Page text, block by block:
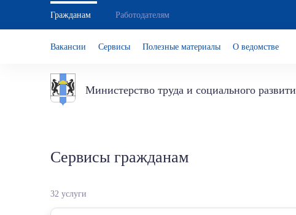
Гражданам Работодателям
Вакансии Сервисы Полезные материалы О ведомстве
Министерство труда и социального
Сервисы гражданам
32 услуги